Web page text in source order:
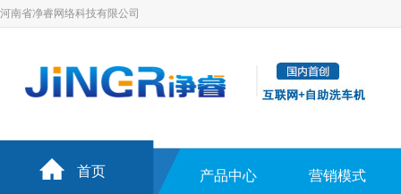
河南省净睿网络科技有限公司
首页 产品中心 营销模式